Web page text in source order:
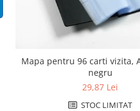
Mapa pentru 96 carti vizita,
negru
29,87 Lei
STOC LIMITAT